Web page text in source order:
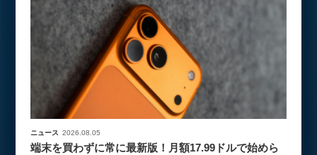
ニュース 2026.08.05
端末を買わずに常に最新版！月額17.99ドルで始めら